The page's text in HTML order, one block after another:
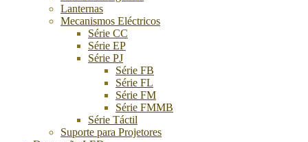
Lanternas
Mecanismos Eléctricos
Série CC
Série EP
Série PJ
Série FB
Série FL
Série FM
Série FMMB
Série Táctil
Suporte para Projetores